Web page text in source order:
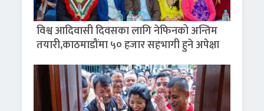
विश्व आदिवासी दिवसका लागि नेफिनको अन्तिम
तयारी,काठमाडौंमा ५० हजार सहभागी हुने अपेक्षा